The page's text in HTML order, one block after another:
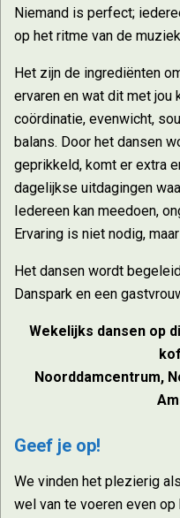
Niemand is perfect;
op het ritme van de
Het zijn de ingrediënten
ervaren en wat dit met jou
coördinatie, evenwicht,
balans. Door het dansen
geprikkeld, komt er extra
dagelijkse uitdagingen
Iedereen kan meedoen,
Ervaring is niet nodig,
Het dansen wordt
Danspark en een
Wekelijks dansen op
Noorddamcentrum,
Geef je op!
We vinden het plezierig
wel van te voeren even